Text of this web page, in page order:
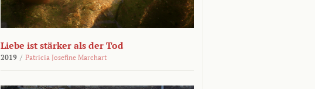
Liebe ist stärker als der Tod
2019 / Patricia Josefine Marchart